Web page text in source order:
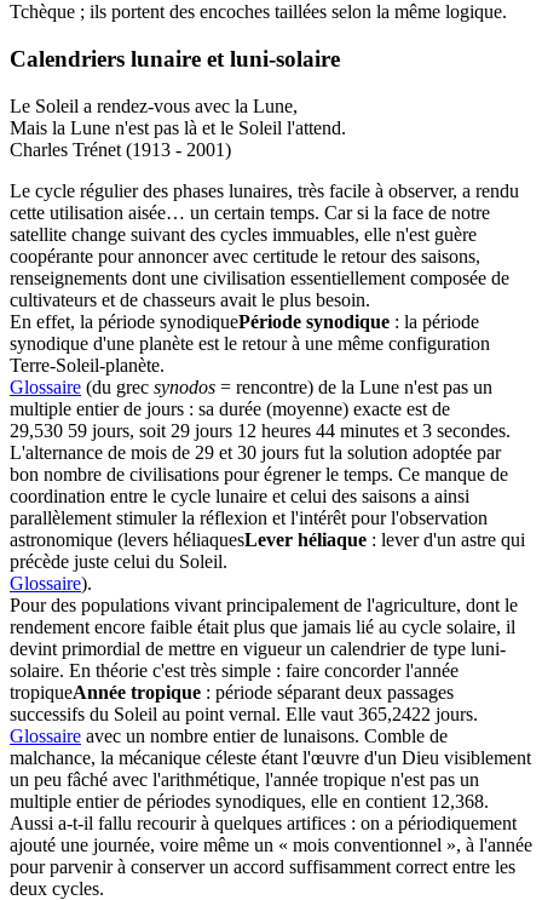
Tchèque ; ils portent des encoches taillées selon la même logique.
Calendriers lunaire et luni-solaire
Le Soleil a rendez-vous avec la Lune,
Mais la Lune n'est pas là et le Soleil l'attend.
Charles Trénet (1913 - 2001)
Le cycle régulier des phases lunaires, très facile à observer, a rendu
cette utilisation aisée… un certain temps. Car si la face de notre
satellite change suivant des cycles immuables, elle n'est guère
coopérante pour annoncer avec certitude le retour des saisons,
renseignements dont une civilisation essentiellement composée de
cultivateurs et de chasseurs avait le plus besoin.
En effet, la période synodiquePériode synodique : la période
synodique d'une planète est le retour à une même configuration
Terre-Soleil-planète.
Glossaire (du grec synodos = rencontre) de la Lune n'est pas un
multiple entier de jours : sa durée (moyenne) exacte est de
29,530 59 jours, soit 29 jours 12 heures 44 minutes et 3 secondes.
L'alternance de mois de 29 et 30 jours fut la solution adoptée par
bon nombre de civilisations pour égrener le temps. Ce manque de
coordination entre le cycle lunaire et celui des saisons a ainsi
parallèlement stimuler la réflexion et l'intérêt pour l'observation
astronomique (levers héliaquesLever héliaque : lever d'un astre qui
précède juste celui du Soleil.
Glossaire).
Pour des populations vivant principalement de l'agriculture, dont le
rendement encore faible était plus que jamais lié au cycle solaire, il
devint primordial de mettre en vigueur un calendrier de type luni-
solaire. En théorie c'est très simple : faire concorder l'année
tropiqueAnnée tropique : période séparant deux passages
successifs du Soleil au point vernal. Elle vaut 365,2422 jours.
Glossaire avec un nombre entier de lunaisons. Comble de
malchance, la mécanique céleste étant l'œuvre d'un Dieu visiblement
un peu fâché avec l'arithmétique, l'année tropique n'est pas un
multiple entier de périodes synodiques, elle en contient 12,368.
Aussi a-t-il fallu recourir à quelques artifices : on a périodiquement
ajouté une journée, voire même un « mois conventionnel », à l'année
pour parvenir à conserver un accord suffisamment correct entre les
deux cycles.